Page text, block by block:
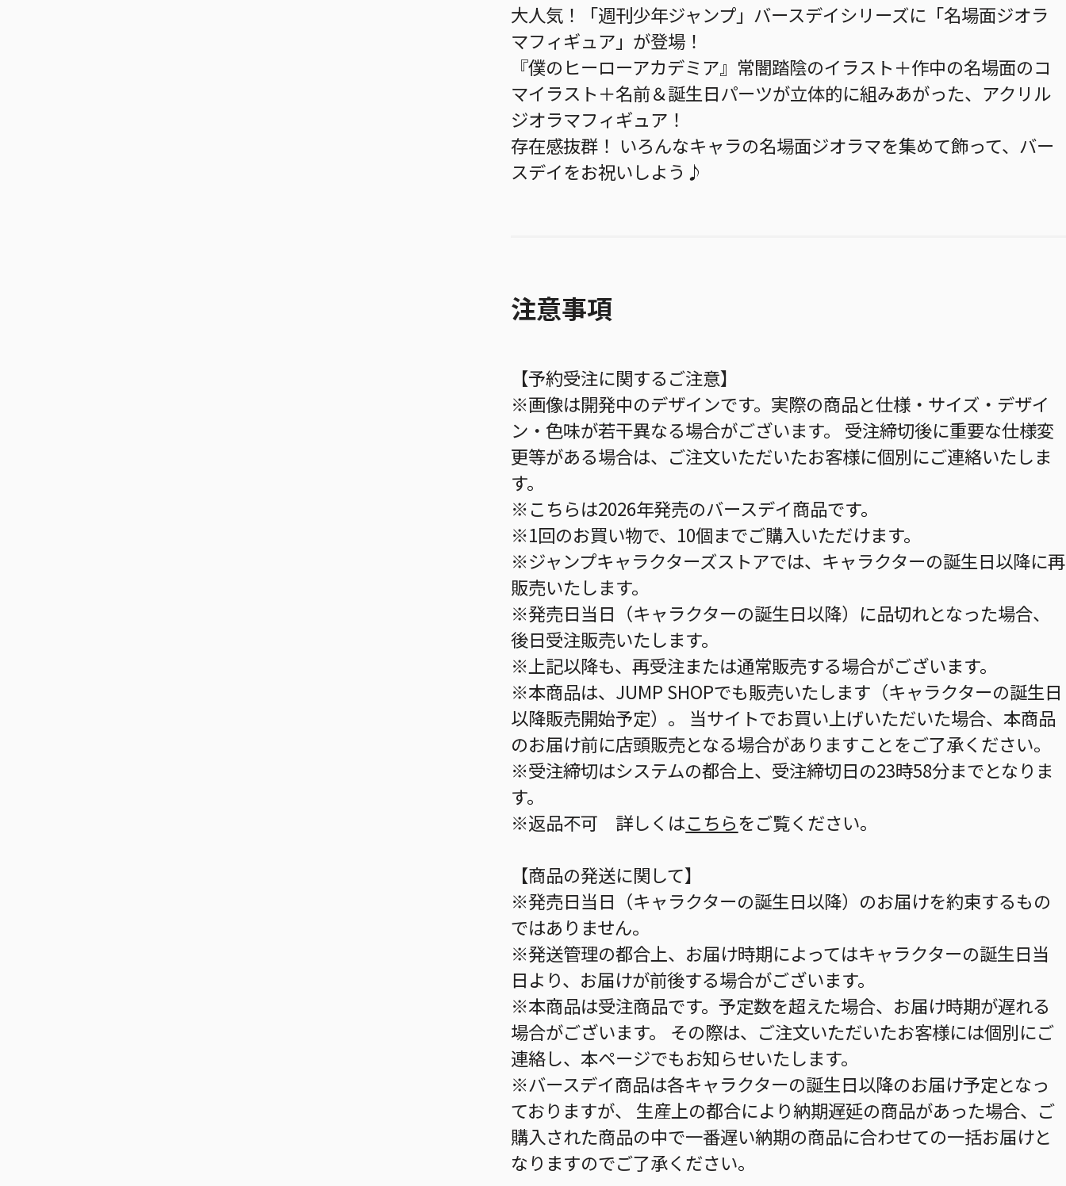
大人気！「週刊少年ジャンプ」バースデイシリーズに「名場面ジオラ
マフィギュア」が登場！
『僕のヒーローアカデミア』常闇踏陰のイラスト＋作中の名場面のコ
マイラスト＋名前＆誕生日パーツが立体的に組みあがった、アクリル
ジオラマフィギュア！
存在感抜群！ いろんなキャラの名場面ジオラマを集めて飾って、バー
スデイをお祝いしよう♪
注意事項
【予約受注に関するご注意】
※画像は開発中のデザインです。実際の商品と仕様・サイズ・デザイ
ン・色味が若干異なる場合がございます。 受注締切後に重要な仕様変
更等がある場合は、ご注文いただいたお客様に個別にご連絡いたしま
す。
※こちらは2026年発売のバースデイ商品です。
※1回のお買い物で、10個までご購入いただけます。
※ジャンプキャラクターズストアでは、キャラクターの誕生日以降に再
販売いたします。
※発売日当日（キャラクターの誕生日以降）に品切れとなった場合、
後日受注販売いたします。
※上記以降も、再受注または通常販売する場合がございます。
※本商品は、JUMP SHOPでも販売いたします（キャラクターの誕生日
以降販売開始予定）。 当サイトでお買い上げいただいた場合、本商品
のお届け前に店頭販売となる場合がありますことをご了承ください。
※受注締切はシステムの都合上、受注締切日の23時58分までとなりま
す。
※返品不可 詳しくはこちらをご覧ください。
【商品の発送に関して】
※発売日当日（キャラクターの誕生日以降）のお届けを約束するもの
ではありません。
※発送管理の都合上、お届け時期によってはキャラクターの誕生日当
日より、お届けが前後する場合がございます。
※本商品は受注商品です。予定数を超えた場合、お届け時期が遅れる
場合がございます。 その際は、ご注文いただいたお客様には個別にご
連絡し、本ページでもお知らせいたします。
※バースデイ商品は各キャラクターの誕生日以降のお届け予定となっ
ておりますが、 生産上の都合により納期遅延の商品があった場合、ご
購入された商品の中で一番遅い納期の商品に合わせての一括お届けと
なりますのでご了承ください。